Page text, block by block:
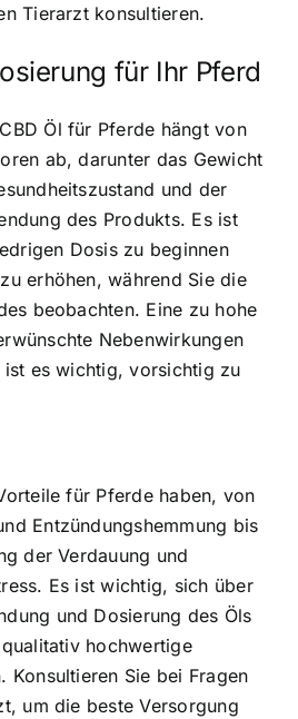
Tierarzt konsultieren.
für Ihr Pferd
Öl für Pferde hängt von
ab, darunter das Gewicht
und der
des Produkts. Es ist
Dosis zu beginnen
erhöhen, während Sie die
beobachten. Eine zu hohe
Nebenwirkungen
ist es wichtig, vorsichtig zu
für Pferde haben, von
Entzündungshemmung bis
der Verdauung und
Es ist wichtig, sich über
und Dosierung des Öls
hochwertige
Konsultieren Sie bei Fragen
um die beste Versorgung